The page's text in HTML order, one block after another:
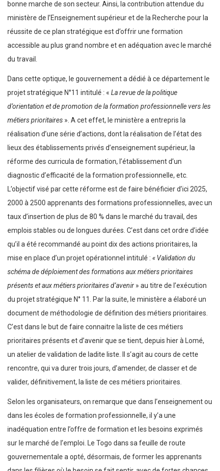
bonne marche de son secteur. Ainsi, la contribution attendue du
ministère de l’Enseignement supérieur et de la Recherche pour la
réussite de ce plan stratégique est d’offrir une formation
accessible au plus grand nombre et en adéquation avec le marché
du travail.
Dans cette optique, le gouvernement a dédié à ce département le
projet stratégique N°11 intitulé : « La revue de la politique
d’orientation et de promotion de la formation professionnelle vers les
métiers prioritaires ». A cet effet, le ministère a entrepris la
réalisation d’une série d’actions, dont la réalisation de l’état des
lieux des établissements privés d’enseignement supérieur, la
réforme des curricula de formation, l’établissement d’un
diagnostic d’efficacité de la formation professionnelle, etc.
L’objectif visé par cette réforme est de faire bénéficier d’ici 2025,
2000 à 2500 apprenants des formations professionnelles, avec un
taux d’insertion de plus de 80 % dans le marché du travail, des
emplois stables ou de longues durées. C’est dans cet ordre d’idée
qu’il a été recommandé au point dix des actions prioritaires, la
mise en place d’un projet opérationnel intitulé : « Validation du
schéma de déploiement des formations aux métiers prioritaires
présents et aux métiers prioritaires d’avenir » au titre de l’exécution
du projet stratégique N° 11. Par la suite, le ministère a élaboré un
document de méthodologie de définition des métiers prioritaires.
C’est dans le but de faire connaitre la liste de ces métiers
prioritaires présents et d’avenir que se tient, depuis hier à Lomé,
un atelier de validation de ladite liste. Il s’agit au cours de cette
rencontre, qui va durer trois jours, d’amender, de classer et de
valider, définitivement, la liste de ces métiers prioritaires.
Selon les organisateurs, on remarque que dans l’enseignement ou
dans les écoles de formation professionnelle, il y’a une
inadéquation entre l’offre de formation et les besoins exprimés
sur le marché de l’emploi. Le Togo dans sa feuille de route
gouvernementale a opté, désormais, de former les apprenants